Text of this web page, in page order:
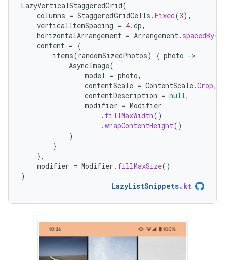
LazyVerticalStaggeredGrid(
columns = StaggeredGridCells . Fixed(3),
verticalItemSpacing = 4.dp,
horizontalArrangement = Arrangement. spacedBy(
content = {
items(randomSizedPhotos) { photo -
AsyncImage(
model = photo,
contentScale = ContentScale.Crop,
contentDescription = null,
modifier = Modifier
. fillMaxWidth()
.wrapContentHeight()
)
}
},
modifier = Modifier . fillMaxSize()
)
LazyListSnippets. kt